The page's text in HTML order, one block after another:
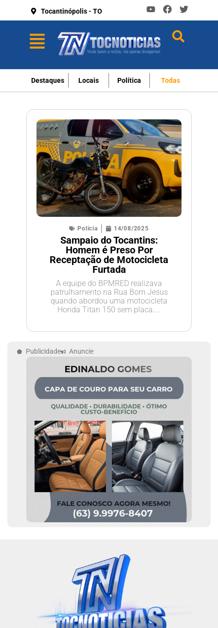
Tocantinópolis - TO
Destaques Locais Política Todas
Policia 14/08/2025
Sampaio do Tocantins:
Homem é Preso Por
Receptação de Motocicleta
Furtada
A equipe do BPMRED realizava
patrulhamento na Rua Bom Jesus
quando abordou uma motocicleta
Honda Titan 150 sem placa....
Publicidade Anuncie